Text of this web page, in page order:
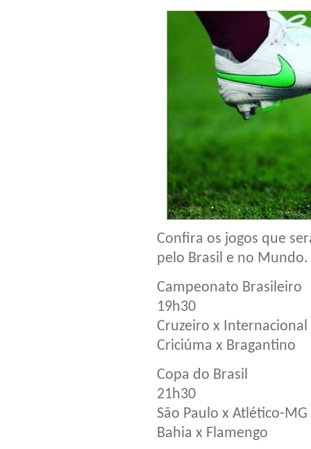
Confira os jogos que
pelo Brasil e no Mundo.
Campeonato Brasileiro
19h30
Cruzeiro x Internacional
Criciúma x Bragantino
Copa do Brasil
21h30
São Paulo x Atlético-MG
Bahia x Flamengo